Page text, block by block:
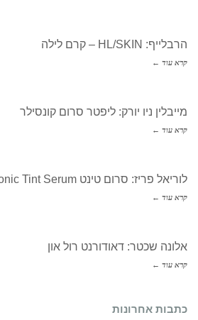
הרבלייף: HL/SKIN – קרם לילה
קרא עוד ←
מייבלין ניו יורק: ליפטר סרום קונסילר
קרא עוד ←
לוריאל פריז: סרום טינט Hyaluronic Tint Serum
קרא עוד ←
אלונה שכטר: דאודורנט רול און
קרא עוד ←
כתבות אחרונות